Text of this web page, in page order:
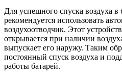
Для успешного спуска воздуха в
рекомендуется использовать
воздухоотводчик. Этот
открывается при наличии
выпускает его наружу. Таким
постоянный спуск воздуха и
работы батарей.